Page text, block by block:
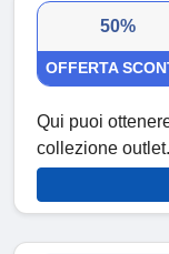
50%
OFFERTA
Qui puoi
collezione outlet.